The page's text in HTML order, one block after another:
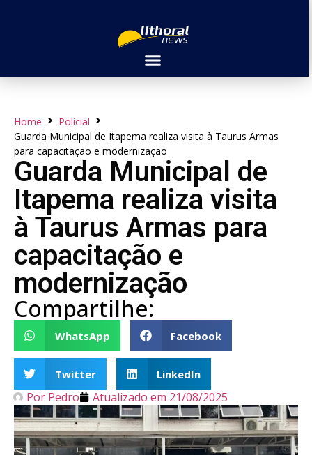
Home
Policial
Guarda Municipal de Itapema realiza visita à Taurus Armas
para capacitação e modernização
Guarda Municipal de
Itapema realiza visita
à Taurus Armas para
capacitação e
modernização
Compartilhe:
WhatsApp Facebook
Twitter LinkedIn
Por Pedro Atualizado em 21/08/2025